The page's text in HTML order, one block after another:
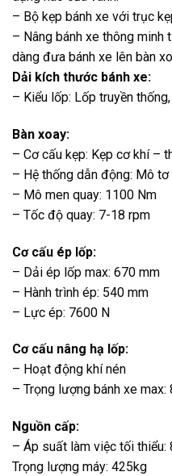
– Bộ kẹp bánh xe với trục
– Nâng bánh xe thông minh
dàng đưa bánh xe lên bàn
Dải kích thước bánh xe:
– Kiểu lốp: Lốp truyền
Bàn xoay:
– Cơ cấu kẹp: Kẹp cơ khí –
– Hệ thống dẫn động: Mô
– Mô men quay: 1100 Nm
– Tốc độ quay: 7-18 rpm
Cơ cấu ép lốp:
– Dải ép lốp max: 670 mm
– Hành trình ép: 540 mm
– Lực ép: 7600 N
Cơ cấu nâng hạ lốp:
– Hoạt động khí nén
– Trọng lượng bánh xe max:
Nguồn cấp:
– Áp suất làm việc tối thiểu:
Trọng lượng máy: 425kg